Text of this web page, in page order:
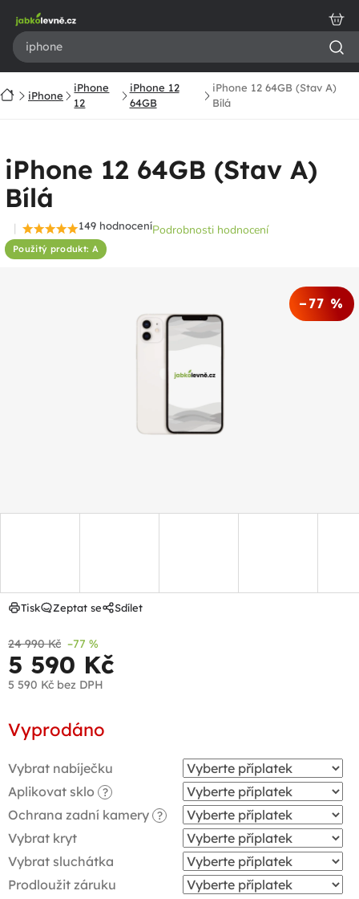
obsah
DomůiPhone
iPhone
12
iPhone 12
64GB
iPhone 12 64GB (Stav A)
Bílá
iPhone 12 64GB (Stav A)
Bílá
Použitý produkt: A
Průměrné
hodnocení
149 hodnoceníPodrobnosti hodnocení
–77 %
24 990 Kč –77 %
5 590 Kč
5 590 Kč bez DPH
cena:
Vyprodáno
Vybrat nabíječku
Aplikovat sklo
?
Ochrana zadní kamery ?
Vybrat kryt
Vybrat sluchátka
Prodloužit záruku
Tisk Zeptat se Sdílet